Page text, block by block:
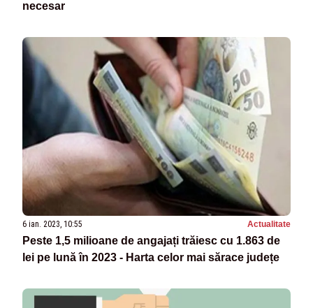
necesar
6 ian. 2023, 10:55 Actualitate
Peste 1,5 milioane de angajați trăiesc cu 1.863 de
lei pe lună în 2023 - Harta celor mai sărace județe